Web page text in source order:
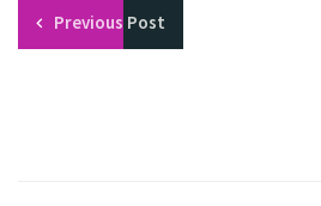
Previous Post